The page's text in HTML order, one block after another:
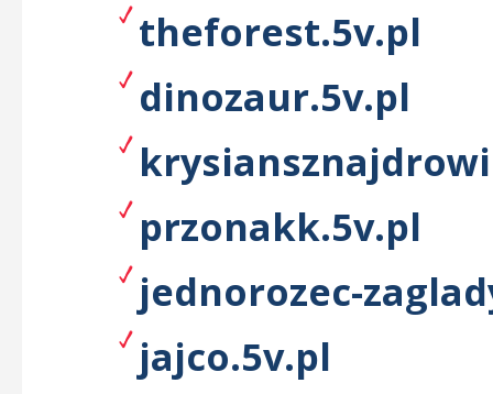
theforest.5v.pl
dinozaur.5v.pl
przonakk.5v.pl
jednorozec-
jajco.5v.pl